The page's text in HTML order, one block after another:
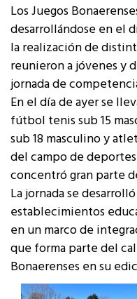
Los Juegos
desarrollándose en el
la realización de
reunieron a jóvenes y
jornada de
En el día de ayer se
fútbol tenis sub 15
sub 18 masculino y
del campo de deportes
concentró gran parte
La jornada se
establecimientos
en un marco de
que forma parte del
Bonaerenses en su